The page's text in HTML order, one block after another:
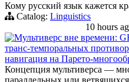
Кому русский язык кажется
Catalog: Linguistics
10 hours
Мультиверс вне времени:
транс-темпоральных
навигация на Парето-
Концепция мультиверса —